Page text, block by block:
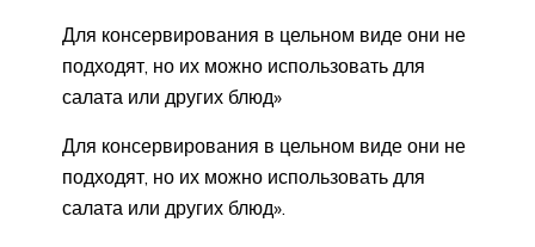
Для консервирования в цельном виде они не
подходят, но их можно использовать для
салата или других блюд»
Для консервирования в цельном виде они не
подходят, но их можно использовать для
салата или других блюд».